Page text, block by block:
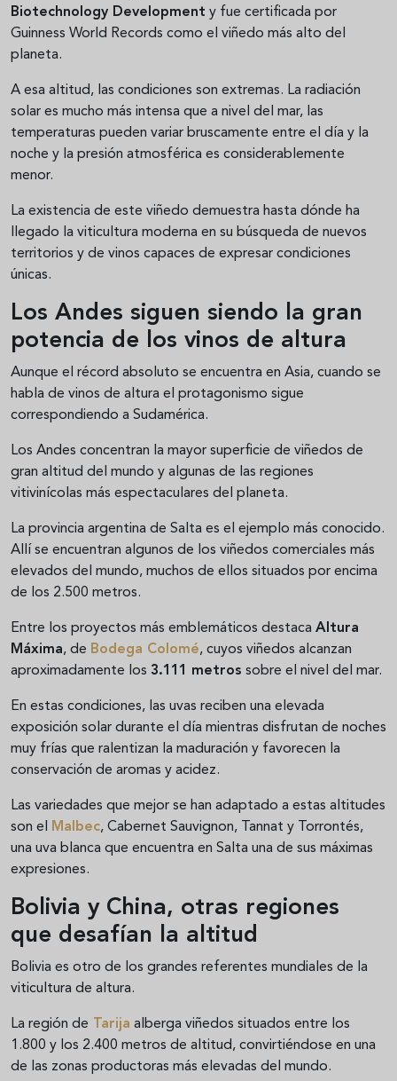
Biotechnology Development y fue certificada por
Guinness World Records como el viñedo más alto del
planeta.
A esa altitud, las condiciones son extremas. La radiación
solar es mucho más intensa que a nivel del mar, las
temperaturas pueden variar bruscamente entre el día y la
noche y la presión atmosférica es considerablemente
menor.
La existencia de este viñedo demuestra hasta dónde ha
llegado la viticultura moderna en su búsqueda de nuevos
territorios y de vinos capaces de expresar condiciones
únicas.
Los Andes siguen siendo la gran
potencia de los vinos de altura
Aunque el récord absoluto se encuentra en Asia, cuando se
habla de vinos de altura el protagonismo sigue
correspondiendo a Sudamérica.
Los Andes concentran la mayor superficie de viñedos de
gran altitud del mundo y algunas de las regiones
vitivinícolas más espectaculares del planeta.
La provincia argentina de Salta es el ejemplo más conocido.
Allí se encuentran algunos de los viñedos comerciales más
elevados del mundo, muchos de ellos situados por encima
de los 2.500 metros.
Entre los proyectos más emblemáticos destaca Altura
Máxima, de Bodega Colomé, cuyos viñedos alcanzan
aproximadamente los 3.111 metros sobre el nivel del mar.
En estas condiciones, las uvas reciben una elevada
exposición solar durante el día mientras disfrutan de noches
muy frías que ralentizan la maduración y favorecen la
conservación de aromas y acidez.
Las variedades que mejor se han adaptado a estas altitudes
son el Malbec, Cabernet Sauvignon, Tannat y Torrontés,
una uva blanca que encuentra en Salta una de sus máximas
expresiones.
Bolivia y China, otras regiones
que desafían la altitud
Bolivia es otro de los grandes referentes mundiales de la
viticultura de altura.
La región de Tarija alberga viñedos situados entre los
1.800 y los 2.400 metros de altitud, convirtiéndose en una
de las zonas productoras más elevadas del mundo.